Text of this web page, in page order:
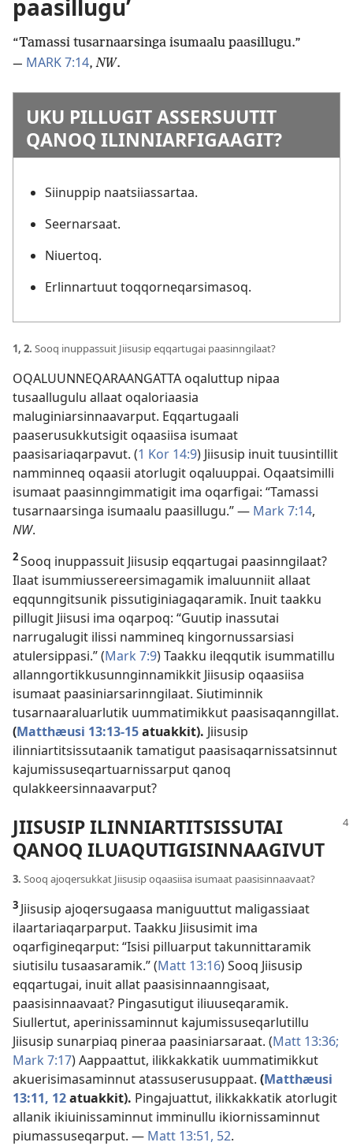
paasillugu’
“Tamassi tusarnaarsinga isumaalu paasillugu.”
— MARK 7:14,NW.
UKU PILLUGIT ASSERSUUTIT
QANOQ ILINNIARFIGAAGIT?
Siinuppip naatsiiassartaa.
Seernarsaat.
Niuertoq.
Erlinnartuut toqqorneqarsimasoq.
1, 2. Sooq inuppassuit Jiisusip eqqartugai paasinngilaat?
OQALUUNNEQARAANGATTA oqaluttup nipaa
tusaallugulu allaat oqaloriaasia
maluginiarsinnaavarput. Eqqartugaali
paaserusukkutsigit oqaasiisa isumaat
paasisariaqarpavut. (1 Kor 14:9) Jiisusip inuit tuusintillit
namminneq oqaasii atorlugit oqaluuppai. Oqaatsimilli
isumaat paasinngimmatigit ima oqarfigai: “Tamassi
tusarnaarsinga isumaalu paasillugu.” — Mark 7:14,
NW.
2Sooq inuppassuit Jiisusip eqqartugai paasinngilaat?
Ilaat isummiussereersimagamik imaluunniit allaat
eqqunngitsunik pissutiginiagaqaramik. Inuit taakku
pillugit Jiisusi ima oqarpoq: “Guutip inassutai
narrugalugit ilissi nammineq kingornussarsiasi
atulersippasi.” (Mark 7:9) Taakku ileqqutik isummatillu
allanngortikkusunnginnamikkit Jiisusip oqaasiisa
isumaat paasiniarsarinngilaat. Siutiminnik
tusarnaaraluarlutik uummatimikkut paasisaqanngillat.
(Matthæusi 13:13-15atuakkit). Jiisusip
ilinniartitsissutaanik tamatigut paasisaqarnissatsinnut
kajumissuseqartuarnissarput qanoq
qulakkeersinnaavarput?
JIISUSIP ILINNIARTITSISSUTAI
QANOQ ILUAQUTIGISINNAAGIVUT
3. Sooq ajoqersukkat Jiisusip oqaasiisa isumaat paasisinnaavaat?
3 Jiisusip ajoqersugaasa maniguuttut maligassiaat
ilaartariaqarparput. Taakku Jiisusimit ima
oqarfigineqarput: “Isisi pilluarput takunnittaramik
siutisilu tusaasaramik.” (Matt 13:16) Sooq Jiisusip
eqqartugai, inuit allat paasisinnaanngisaat,
paasisinnaavaat? Pingasutigut iliuuseqaramik.
Siullertut, aperinissaminnut kajumissuseqarlutillu
Jiisusip sunarpiaq pineraa paasiniarsaraat. (Matt 13:36;
Mark 7:17) Aappaattut, ilikkakkatik uummatimikkut
akuerisimasaminnut atassuserusuppaat. (Matthæusi
13:11, 12atuakkit). Pingajuattut, ilikkakkatik atorlugit
allanik ikiuinissaminnut imminullu ikiornissaminnut
piumassuseqarput. — Matt 13:51, 52.